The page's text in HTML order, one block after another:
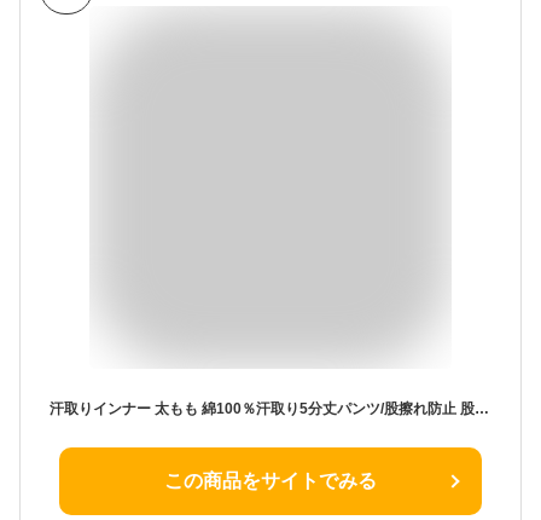
汗取りインナー 太もも 綿100％汗取り5分丈パンツ/股擦れ防止 股ずれ 汗対策 汗ジミ防止 ボトムス張り付き防止/涼感 コットン 吸水速乾 接触冷感 ペチパンツ ペチコート ズロース レギンス スパッツ 5分丈肌着 レディース セルヴァン
この商品をサイトでみる